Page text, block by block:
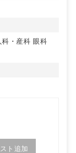
科・産科 眼科
ト追加